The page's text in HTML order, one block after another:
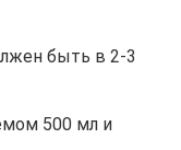
быть в 2-3
500 мл и